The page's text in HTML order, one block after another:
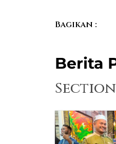
Bagikan :
Berita